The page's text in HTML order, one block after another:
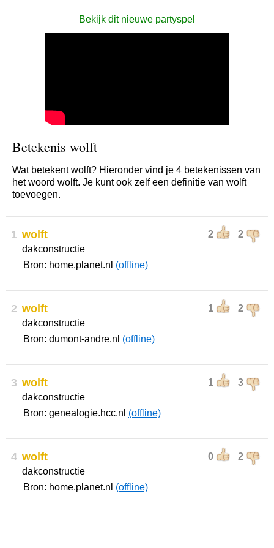
Bekijk dit nieuwe partyspel
Betekenis wolft
Wat betekent wolft? Hieronder vind je 4 betekenissen van
het woord wolft. Je kunt ook zelf een definitie van wolft
toevoegen.
1 2 2
wolft
dakconstructie
Bron: home.planet.nl (offline)
2 1 2
wolft
dakconstructie
Bron: dumont-andre.nl (offline)
3 1 3
wolft
dakconstructie
Bron: genealogie.hcc.nl (offline)
4 0 2
wolft
dakconstructie
Bron: home.planet.nl (offline)